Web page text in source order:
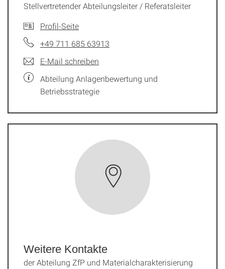
Stellvertretender Abteilungsleiter / Referatsleiter
Profil-Seite
+49 711 685 63913
E-Mail schreiben
Abteilung Anlagenbewertung und
Betriebsstrategie
Weitere Kontakte
der Abteilung ZfP und Materialcharakterisierung